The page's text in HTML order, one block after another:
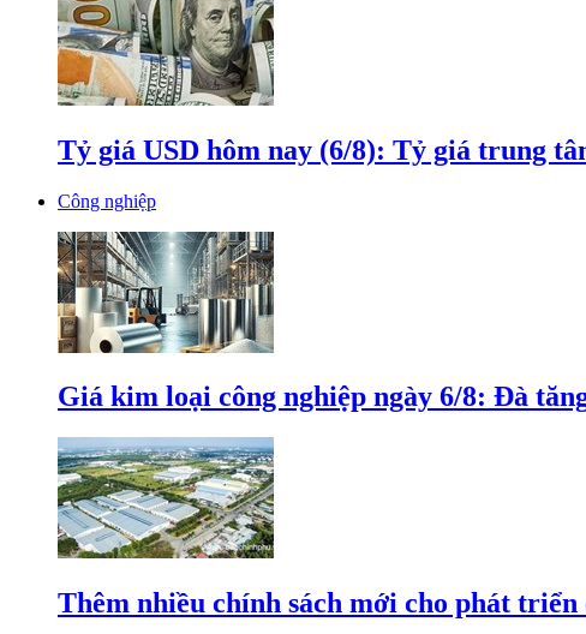
Tỷ giá USD hôm nay (6/8): Tỷ giá trung
Công nghiệp
Giá kim loại công nghiệp ngày 6/8: Đà
Thêm nhiều chính sách mới cho phát triển